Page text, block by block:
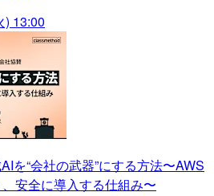
) 13:00
を“会社の武器”にする方法〜AWS
安全に導入する仕組み〜